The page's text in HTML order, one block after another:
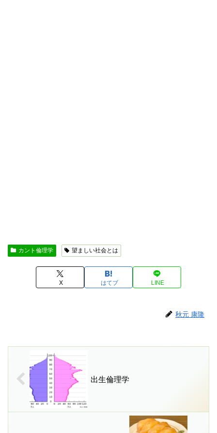
カント倫理学 望ましい社会とは
X はてブ LINE
秋元 康隆
出生倫理学